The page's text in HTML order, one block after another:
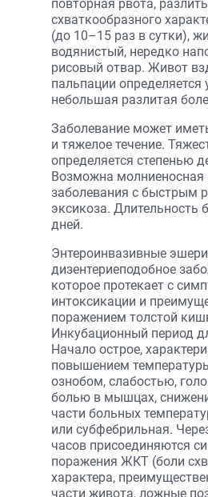
повторная рвота,
схваткообразного
(до 10–15 раз в сутки),
водянистый, нередко
рисовый отвар. Живот
пальпации определяется
небольшая разлитая
Заболевание может
и тяжелое течение.
определяется степенью
Возможна
заболевания с быстрым
эксикоза. Длительность
дней.
Энтероинвазивные
дизентериеподобное
которое протекает с
интоксикации и
поражением толстой
Инкубационный период
Начало острое,
повышением
ознобом, слабостью,
болью в мышцах,
части больных
или субфебрильная.
часов присоединяются
поражения ЖКТ (боли
характера,
части живота, ложные